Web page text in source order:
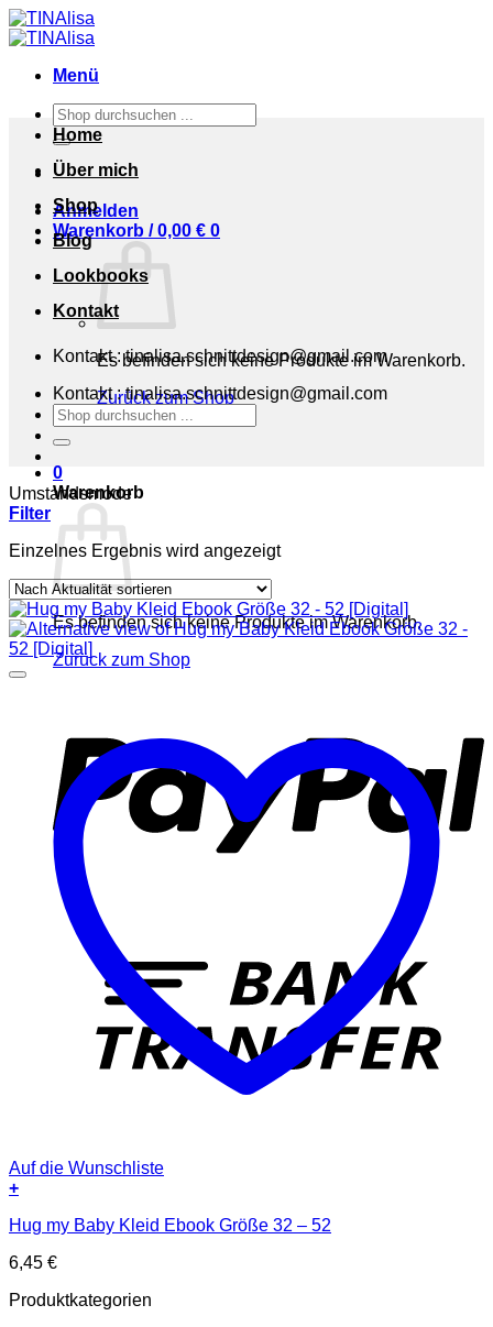
Zum
Inhalt
Menü
Suchen
nach:
Anmelden
Warenkorb /0,00 € 0
Es befinden sich keine Produkte im Warenkorb.
Zurück zum Shop
0
Warenkorb
Es befinden sich keine Produkte im Warenkorb.
Zurück zum Shop
Home
Über mich
Shop
Blog
Lookbooks
Kontakt
Kontakt : tinalisa.schnittdesign@gmail.com
Kontakt : tinalisa.schnittdesign@gmail.com
Suchen
nach:
Umstandsmode
Filter
Einzelnes Ergebnis wird angezeigt
Auf die Wunschliste
+
Hug my Baby Kleid Ebook Größe 32 – 52
6,45 €
Produktkategorien